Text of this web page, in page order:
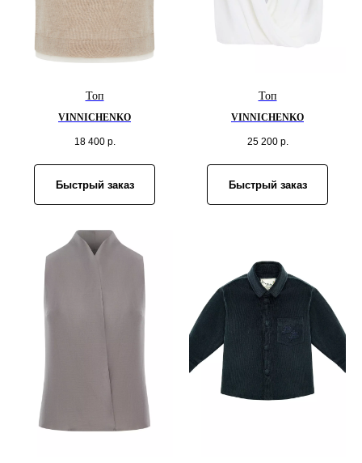
Топ
VINNICHENKO
18 400 р.
Быстрый заказ
Топ
VINNICHENKO
25 200 р.
Быстрый заказ